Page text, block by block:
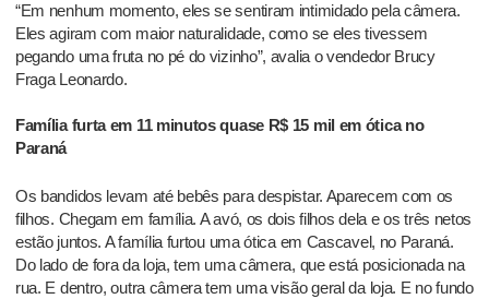
“Em nenhum momento, eles se sentiram intimidado pela câmera.
Eles agiram com maior naturalidade, como se eles tivessem
pegando uma fruta no pé do vizinho”, avalia o vendedor Brucy
Fraga Leonardo.
Família furta em 11 minutos quase R$ 15 mil em ótica no
Paraná
Os bandidos levam até bebês para despistar. Aparecem com os
filhos. Chegam em família. A avó, os dois filhos dela e os três netos
estão juntos. A família furtou uma ótica em Cascavel, no Paraná.
Do lado de fora da loja, tem uma câmera, que está posicionada na
rua. E dentro, outra câmera tem uma visão geral da loja. E no fundo